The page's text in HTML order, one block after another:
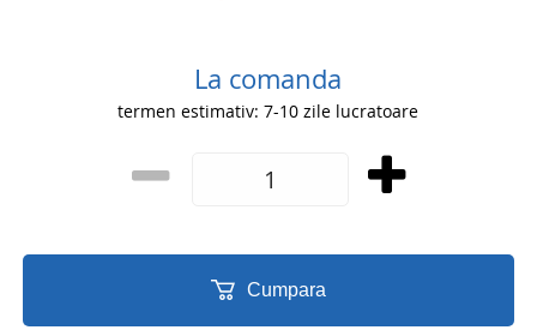
La comanda
termen estimativ: 7-10 zile lucratoare
Cumpara